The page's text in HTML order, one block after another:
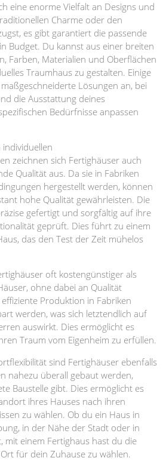
eine enorme Vielfalt an Designs und
Charme oder den
es gibt garantiert die passende
Budget. Du kannst aus einer breiten
Farben, Materialien und Oberflächen
Traumhaus zu gestalten. Einige
Lösungen an, bei
die Ausstattung deines
Bedürfnisse anpassen
zeichnen sich Fertighäuser auch
Qualität aus. Da sie in Fabriken
hergestellt werden, können
hohe Qualität gewährleisten. Die
gefertigt und sorgfältig auf ihre
geprüft. Dies führt zu einem
das den Test der Zeit mühelos
oft kostengünstiger als
ohne dabei an Qualität
Produktion in Fabriken
werden, was sich letztendlich auf
auswirkt. Dies ermöglicht es
Traum vom Eigenheim zu erfüllen.
sind Fertighäuser ebenfalls
nahezu überall gebaut werden,
Baustelle gibt. Dies ermöglicht es
ihres Hauses nach ihren
zu wählen. Ob du ein Haus in
in der Nähe der Stadt oder in
mit einem Fertighaus hast du die
für dein Zuhause zu wählen.